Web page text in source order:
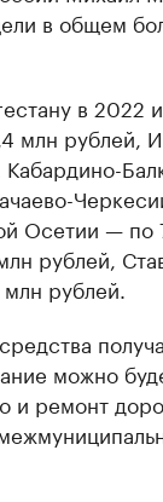
в общем
в 2022
млн рублей,
Осетии — по
рублей,
рублей.
можно
и ремонт